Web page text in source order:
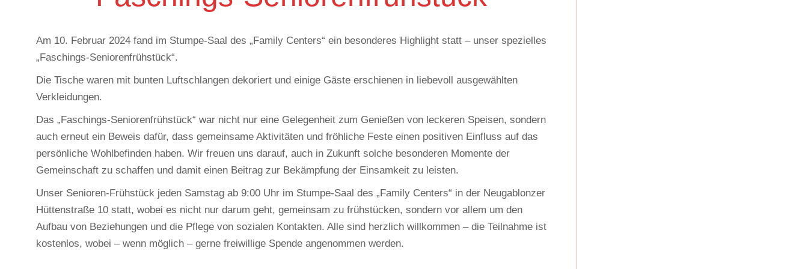
Am 10. Februar 2024 fand im Stumpe-Saal des „Family Centers“ ein besonderes Highlight statt – unser spezielles
„Faschings-Seniorenfrühstück“.
Die Tische waren mit bunten Luftschlangen dekoriert und einige Gäste erschienen in liebevoll ausgewählten
Verkleidungen.
Das „Faschings-Seniorenfrühstück“ war nicht nur eine Gelegenheit zum Genießen von leckeren Speisen, sondern
auch erneut ein Beweis dafür, dass gemeinsame Aktivitäten und fröhliche Feste einen positiven Einfluss auf das
persönliche Wohlbefinden haben. Wir freuen uns darauf, auch in Zukunft solche besonderen Momente der
Gemeinschaft zu schaffen und damit einen Beitrag zur Bekämpfung der Einsamkeit zu leisten.
Unser Senioren-Frühstück jeden Samstag ab 9:00 Uhr im Stumpe-Saal des „Family Centers“ in der Neugablonzer
Hüttenstraße 10 statt, wobei es nicht nur darum geht, gemeinsam zu frühstücken, sondern vor allem um den
Aufbau von Beziehungen und die Pflege von sozialen Kontakten. Alle sind herzlich willkommen – die Teilnahme ist
kostenlos, wobei – wenn möglich – gerne freiwillige Spende angenommen werden.